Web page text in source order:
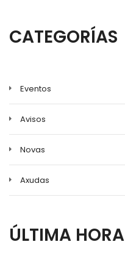
CATEGORÍAS
Eventos
Avisos
Novas
Axudas
ÚLTIMA HORA